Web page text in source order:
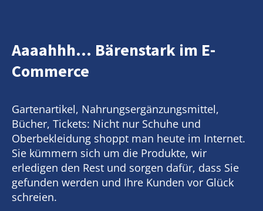
Aaaahhh... Bärenstark im E-
Commerce
Gartenartikel, Nahrungsergänzungsmittel,
Bücher, Tickets: Nicht nur Schuhe und
Oberbekleidung shoppt man heute im Internet.
Sie kümmern sich um die Produkte, wir
erledigen den Rest und sorgen dafür, dass Sie
gefunden werden und Ihre Kunden vor Glück
schreien.